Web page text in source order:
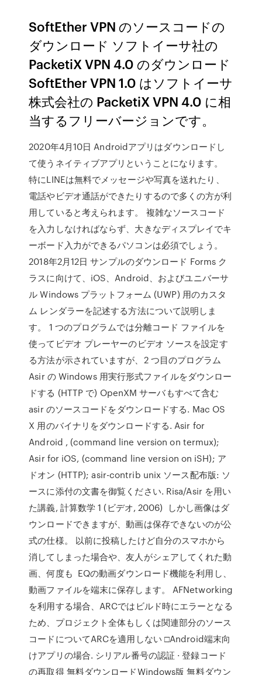
SoftEther VPN のソースコードの
ダウンロード ソフトイーサ社の
PacketiX VPN 4.0 のダウンロード
SoftEther VPN 1.0 はソフトイーサ
株式会社の PacketiX VPN 4.0 に相
当するフリーバージョンです。
2020年4月10日 Androidアプリはダウンロードし
て使うネイティブアプリということになります。
特にLINEは無料でメッセージや写真を送れたり、
電話やビデオ通話ができたりするので多くの方が利
用していると考えられます。 複雑なソースコード
を入力しなければならず、大きなディスプレイでキ
ーボード入力ができるパソコンは必須でしょう。
2018年2月12日 サンプルのダウンロード Forms ク
ラスに向けて、iOS、Android、およびユニバーサ
ル Windows プラットフォーム (UWP) 用のカスタ
ム レンダラーを記述する方法について説明しま
す。 1 つのプログラムでは分離コード ファイルを
使ってビデオ プレーヤーのビデオ ソースを設定す
る方法が示されていますが、2 つ目のプログラム
Asir の Windows 用実行形式ファイルをダウンロー
ドする (HTTP で) OpenXM サーバもすべて含む
asir のソースコードをダウンロードする. Mac OS
X 用のバイナリをダウンロードする. Asir for
Android , (command line version on termux);
Asir for iOS, (command line version on iSH); ア
ドオン (HTTP); asir-contrib unix ソース配布版: ソ
ースに添付の文書を御覧ください. Risa/Asir を用い
た講義, 計算数学 1 (ビデオ, 2006) しかし画像はダ
ウンロードできますが、動画は保存できないのが公
式の仕様。 以前に投稿したけど自分のスマホから
消してしまった場合や、友人がシェアしてくれた動
画、何度も EQの動画ダウンロード機能を利用し、
動画ファイルを端末に保存します。 AFNetworking
を利用する場合、ARCではビルド時にエラーとなる
ため、プロジェクト全体もしくは関連部分のソース
コードについてARCを適用しない □Android端末向
けアプリの場合. シリアル番号の認証 · 登録コード
の再取得 無料ダウンロードWindows版 無料ダウン